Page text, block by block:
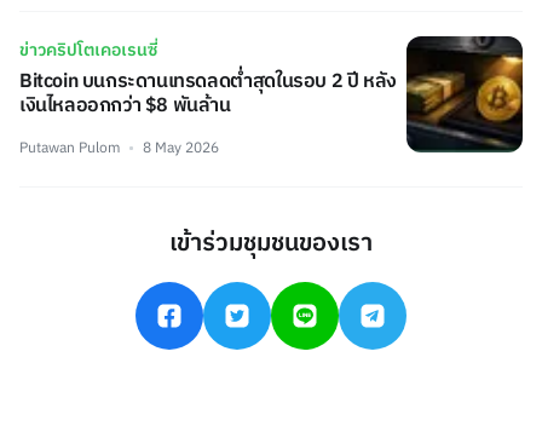
ข่าวคริปโตเคอเรนซี่
Bitcoin บนกระดานเทรดลดต่ำสุดในรอบ 2 ปี หลัง
เงินไหลออกกว่า $8 พันล้าน
Putawan Pulom 8 May 2026
เข้าร่วมชุมชนของเรา